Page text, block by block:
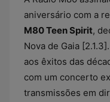
aniversário com a
M80 Teen Spirit,
Nova de Gaia
aos êxitos das
com um concerto
transmissões em